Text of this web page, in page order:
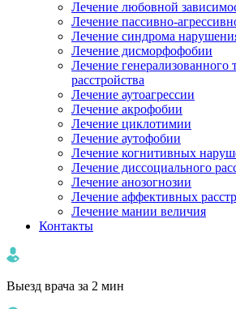
Лечение любовной
Лечение пассивно-
Лечение синдрома
Лечение дисморфофобии
Лечение генерализованного
расстройства
Лечение аутоагрессии
Лечение акрофобии
Лечение циклотимии
Лечение аутофобии
Лечение когнитивных
Лечение диссоциального
Лечение анозогнозии
Лечение аффективных
Лечение мании величия
Контакты
Выезд врача за 2 мин